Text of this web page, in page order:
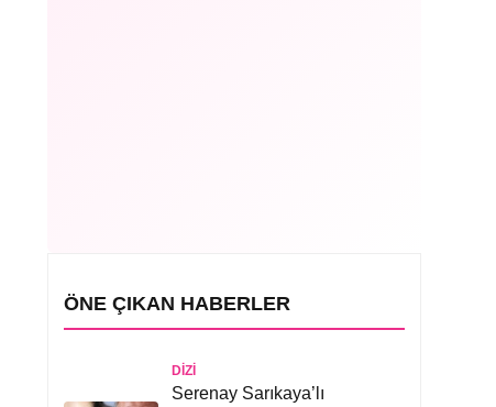
ÖNE ÇIKAN HABERLER
DIZI
Serenay Sarıkaya’lı